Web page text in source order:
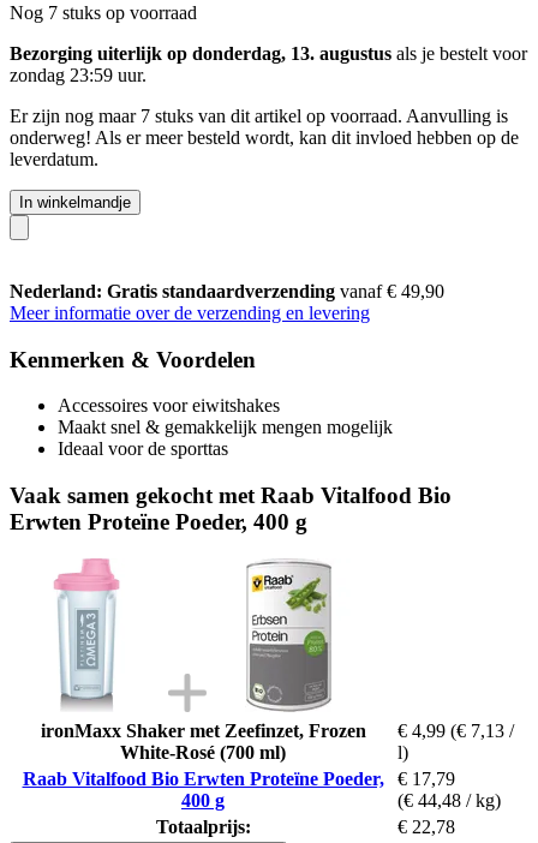
Nog 7 stuks op voorraad
Bezorging uiterlijk op donderdag, 13. augustus als je bestelt voor
zondag 23:59 uur.
Er zijn nog maar 7 stuks van dit artikel op voorraad. Aanvulling is
onderweg! Als er meer besteld wordt, kan dit invloed hebben op de
leverdatum.
In winkelmandje
Nederland: Gratis standaardverzending vanaf € 49,90
Meer informatie over de verzending en levering
Kenmerken & Voordelen
Accessoires voor eiwitshakes
Maakt snel & gemakkelijk mengen mogelijk
Ideaal voor de sporttas
Vaak samen gekocht met Raab Vitalfood Bio
Erwten Proteïne Poeder, 400 g
ironMaxx Shaker met Zeefinzet, Frozen
White-Rosé (700 ml)
€ 4,99 (€ 7,13 /
l)
Raab Vitalfood Bio Erwten Proteïne Poeder,
400 g
€ 17,79
(€ 44,48 / kg)
Totaalprijs:
€ 22,78